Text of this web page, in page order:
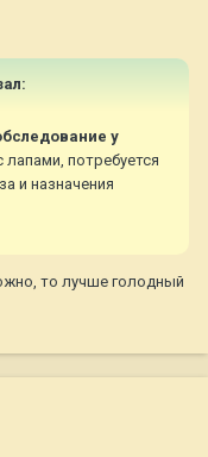
у
потребуется
и назначения
то лучше голодный